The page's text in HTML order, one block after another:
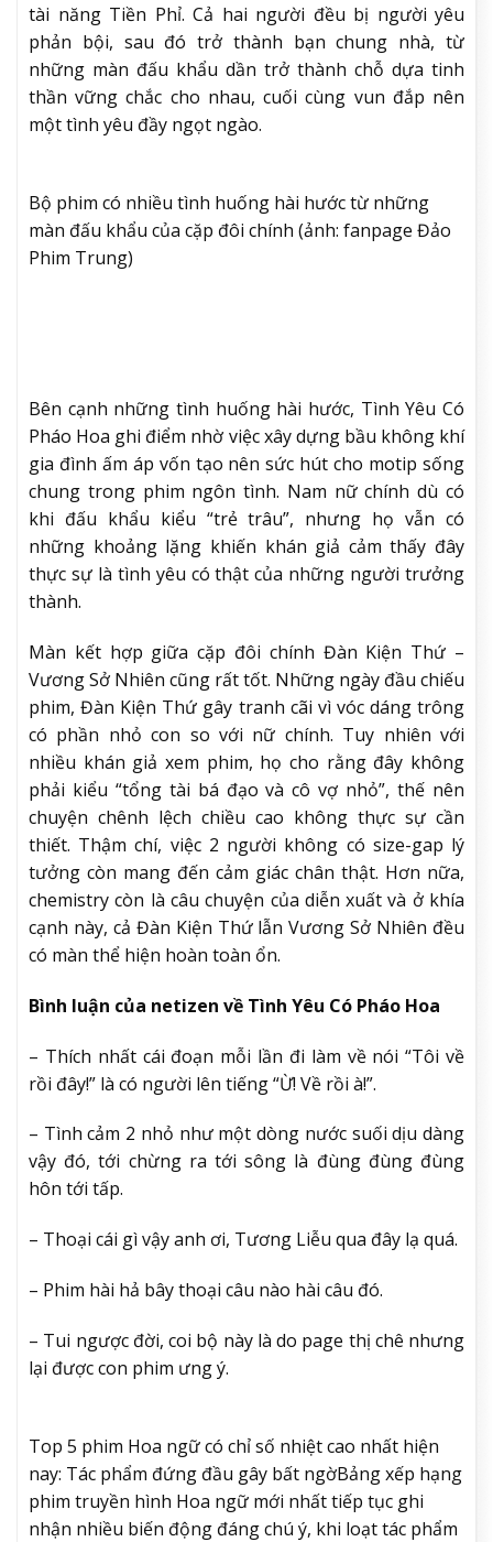
tài năng Tiền Phỉ. Cả hai người đều bị người yêu
phản bội, sau đó trở thành bạn chung nhà, từ
những màn đấu khẩu dần trở thành chỗ dựa tinh
thần vững chắc cho nhau, cuối cùng vun đắp nên
một tình yêu đầy ngọt ngào.
Bộ phim có nhiều tình huống hài hước từ những
màn đấu khẩu của cặp đôi chính (ảnh: fanpage Đảo
Phim Trung)
Bên cạnh những tình huống hài hước, Tình Yêu Có
Pháo Hoa ghi điểm nhờ việc xây dựng bầu không khí
gia đình ấm áp vốn tạo nên sức hút cho motip sống
chung trong phim ngôn tình. Nam nữ chính dù có
khi đấu khẩu kiểu “trẻ trâu”, nhưng họ vẫn có
những khoảng lặng khiến khán giả cảm thấy đây
thực sự là tình yêu có thật của những người trưởng
thành.
Màn kết hợp giữa cặp đôi chính Đàn Kiện Thứ –
Vương Sở Nhiên cũng rất tốt. Những ngày đầu chiếu
phim, Đàn Kiện Thứ gây tranh cãi vì vóc dáng trông
có phần nhỏ con so với nữ chính. Tuy nhiên với
nhiều khán giả xem phim, họ cho rằng đây không
phải kiểu “tổng tài bá đạo và cô vợ nhỏ”, thế nên
chuyện chênh lệch chiều cao không thực sự cần
thiết. Thậm chí, việc 2 người không có size-gap lý
tưởng còn mang đến cảm giác chân thật. Hơn nữa,
chemistry còn là câu chuyện của diễn xuất và ở khía
cạnh này, cả Đàn Kiện Thứ lẫn Vương Sở Nhiên đều
có màn thể hiện hoàn toàn ổn.
Bình luận của netizen về Tình Yêu Có Pháo Hoa
– Thích nhất cái đoạn mỗi lần đi làm về nói “Tôi về
rồi đây!” là có người lên tiếng “Ừ! Về rồi à!”.
– Tình cảm 2 nhỏ như một dòng nước suối dịu dàng
vậy đó, tới chừng ra tới sông là đùng đùng đùng
hôn tới tấp.
– Thoại cái gì vậy anh ơi, Tương Liễu qua đây lạ quá.
– Phim hài hả bây thoại câu nào hài câu đó.
– Tui ngược đời, coi bộ này là do page thị chê nhưng
lại được con phim ưng ý.
Top 5 phim Hoa ngữ có chỉ số nhiệt cao nhất hiện
nay: Tác phẩm đứng đầu gây bất ngờBảng xếp hạng
phim truyền hình Hoa ngữ mới nhất tiếp tục ghi
nhận nhiều biến động đáng chú ý, khi loạt tác phẩm